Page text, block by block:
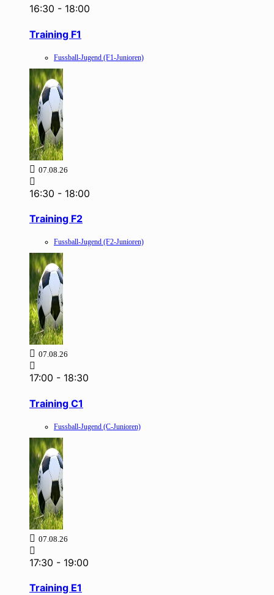
16:30 - 18:00
Training F1
Fussball-Jugend (F1-Junioren)
07.08.26
16:30 - 18:00
Training F2
Fussball-Jugend (F2-Junioren)
07.08.26
17:00 - 18:30
Training C1
Fussball-Jugend (C-Junioren)
07.08.26
17:30 - 19:00
Training E1